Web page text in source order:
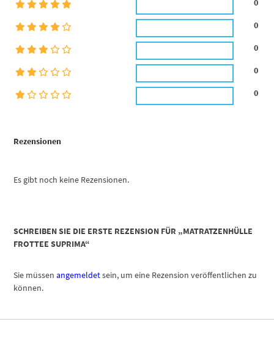
Rezensionen
Es gibt noch keine Rezensionen.
0
0
0
0
SCHREIBEN SIE DIE ERSTE REZENSION FÜR „MATRATZENHÜLLE
FROTTEE SUPRIMA“
Sie müssenangemeldetsein, um eine Rezension veröffentlichen zu
können.